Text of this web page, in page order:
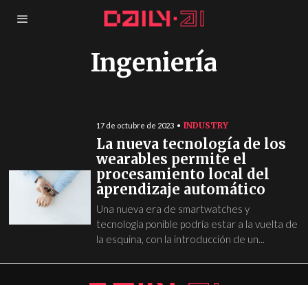
Ingeniería
17 de octubre de 2023 INDUSTRY
La nueva tecnología de los
wearables permite el
procesamiento local del
aprendizaje automático
Una nueva era de smartwatches y
tecnología ponible podría estar a la vuelta de
la esquina, con la introducción de un...